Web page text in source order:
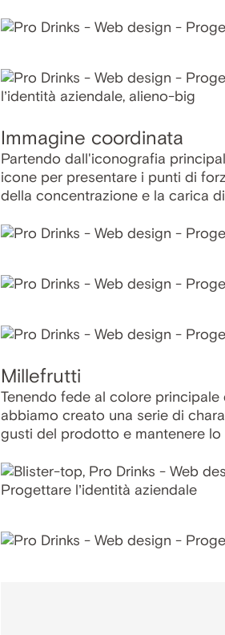
Immagine coordinata
Partendo dall'iconografia
icone per presentare i punti di
della concentrazione e la carica
Millefrutti
Tenendo fede al colore
abbiamo creato una serie di
gusti del prodotto e mantenere lo